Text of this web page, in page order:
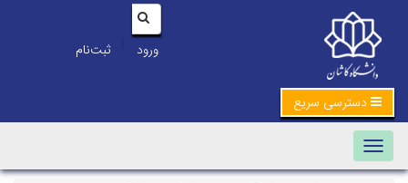
ورود | ثبت‌نام
دسترسی سریع
Toggle navigation